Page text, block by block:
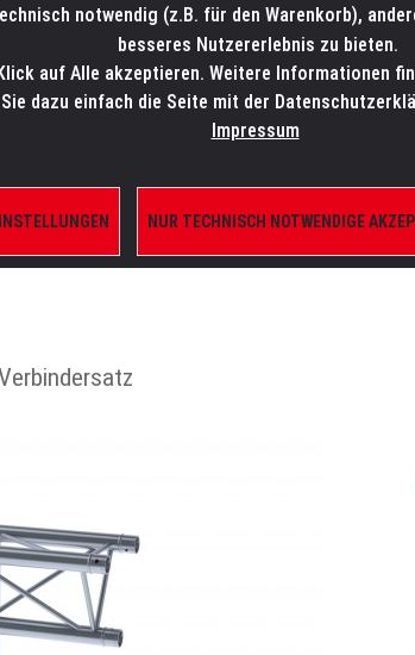
SALES-HOTLINE: +49 5451 5900-800 24/7:
SHOP MARKEN AKTUELLES
notwendig (z.B. für den Warenkorb),
besseres Nutzererlebnis zu bieten.
auf Alle akzeptieren. Weitere Informationen
dazu einfach die Seite mit der
Impressum
NUR TECHNISCH NOTWENDIGE